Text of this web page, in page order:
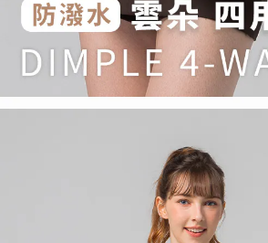
５．嚴禁一人註冊多個帳號或使用他人資訊註冊
恩沛科技股份有限公司將有權停止該用戶之使用額